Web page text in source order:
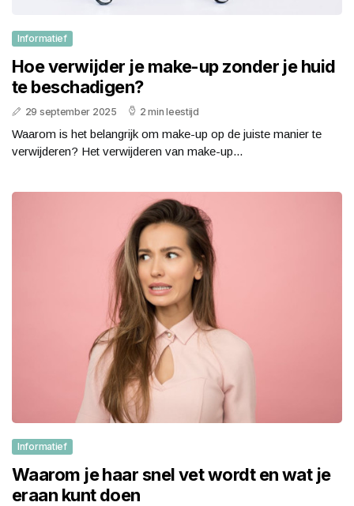
Informatief
Hoe verwijder je make-up zonder je huid
te beschadigen?
29 september 2025 2 min leestijd
Waarom is het belangrijk om make-up op de juiste manier te
verwijderen? Het verwijderen van make-up...
Informatief
Waarom je haar snel vet wordt en wat je
eraan kunt doen